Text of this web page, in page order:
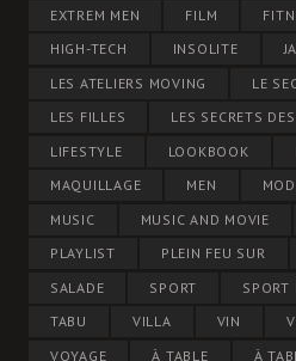
EXTREM MEN
FILM
HIGH-TECH
INSOLITE
LES ATELIERS MOVING
LE
LES FILLES
LES SECRETS
LIFESTYLE
LOOKBOOK
MAQUILLAGE
MEN
MUSIC
MUSIC AND MOVIE
PLAYLIST
PLEIN FEU SUR
SALADE
SPORT SPORT
TABU
VILLA VIN
VOYAGE
À TABLE À